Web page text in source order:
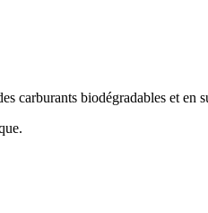
carburants biodégradables et